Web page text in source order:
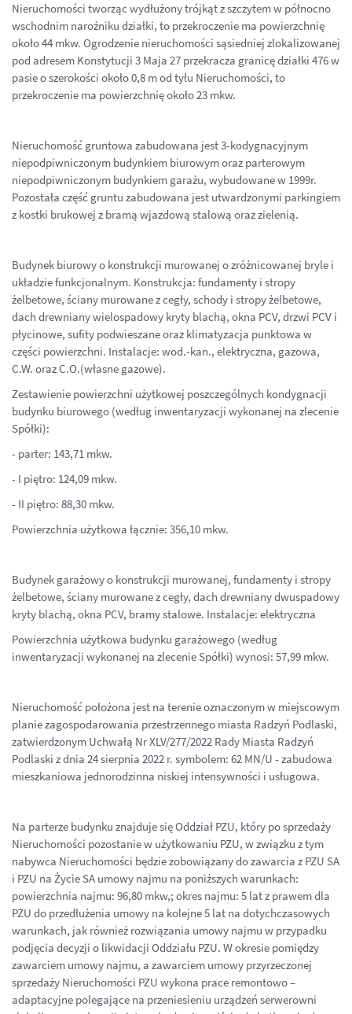
Nieruchomości tworząc wydłużony trójkąt z szczytem w północno
wschodnim narożniku działki, to przekroczenie ma powierzchnię
około 44 mkw. Ogrodzenie nieruchomości sąsiedniej zlokalizowanej
pod adresem Konstytucji 3 Maja 27 przekracza granicę działki 476 w
pasie o szerokości około 0,8 m od tyłu Nieruchomości, to
przekroczenie ma powierzchnię około 23 mkw.
Nieruchomość gruntowa zabudowana jest 3-kodygnacyjnym
niepodpiwniczonym budynkiem biurowym oraz parterowym
niepodpiwniczonym budynkiem garażu, wybudowane w 1999r.
Pozostała część gruntu zabudowana jest utwardzonymi parkingiem
z kostki brukowej z bramą wjazdową stalową oraz zielenią.
Budynek biurowy o konstrukcji murowanej o zróżnicowanej bryle i
układzie funkcjonalnym. Konstrukcja: fundamenty i stropy
żelbetowe, ściany murowane z cegły, schody i stropy żelbetowe,
dach drewniany wielospadowy kryty blachą, okna PCV, drzwi PCV i
płycinowe, sufity podwieszane oraz klimatyzacja punktowa w
części powierzchni. Instalacje: wod.-kan., elektryczna, gazowa,
C.W. oraz C.O.(własne gazowe).
Zestawienie powierzchni użytkowej poszczególnych kondygnacji
budynku biurowego (według inwentaryzacji wykonanej na zlecenie
Spółki):
- parter: 143,71 mkw.
- I piętro: 124,09 mkw.
- II piętro: 88,30 mkw.
Powierzchnia użytkowa łącznie: 356,10 mkw.
Budynek garażowy o konstrukcji murowanej, fundamenty i stropy
żelbetowe, ściany murowane z cegły, dach drewniany dwuspadowy
kryty blachą, okna PCV, bramy stalowe. Instalacje: elektryczna
Powierzchnia użytkowa budynku garażowego (według
inwentaryzacji wykonanej na zlecenie Spółki) wynosi: 57,99 mkw.
Nieruchomość położona jest na terenie oznaczonym w miejscowym
planie zagospodarowania przestrzennego miasta Radzyń Podlaski,
zatwierdzonym Uchwałą Nr XLV/277/2022 Rady Miasta Radzyń
Podlaski z dnia 24 sierpnia 2022 r. symbolem: 62 MN/U - zabudowa
mieszkaniowa jednorodzinna niskiej intensywności i usługowa.
Na parterze budynku znajduje się Oddział PZU, który po sprzedaży
Nieruchomości pozostanie w użytkowaniu PZU, w związku z tym
nabywca Nieruchomości będzie zobowiązany do zawarcia z PZU SA
i PZU na Życie SA umowy najmu na poniższych warunkach:
powierzchnia najmu: 96,80 mkw,; okres najmu: 5 lat z prawem dla
PZU do przedłużenia umowy na kolejne 5 lat na dotychczasowych
warunkach, jak również rozwiązania umowy najmu w przypadku
podjęcia decyzji o likwidacji Oddziału PZU. W okresie pomiędzy
zawarciem umowy najmu, a zawarciem umowy przyrzeczonej
sprzedaży Nieruchomości PZU wykona prace remontowo –
adaptacyjne polegające na przeniesieniu urządzeń serwerowni